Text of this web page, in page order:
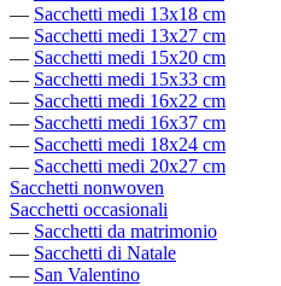
— Sacchetti medi 13x18 cm
— Sacchetti medi 13x27 cm
— Sacchetti medi 15x20 cm
— Sacchetti medi 15x33 cm
— Sacchetti medi 16x22 cm
— Sacchetti medi 16x37 cm
— Sacchetti medi 18x24 cm
— Sacchetti medi 20x27 cm
Sacchetti nonwoven
Sacchetti occasionali
— Sacchetti da matrimonio
— Sacchetti di Natale
— San Valentino